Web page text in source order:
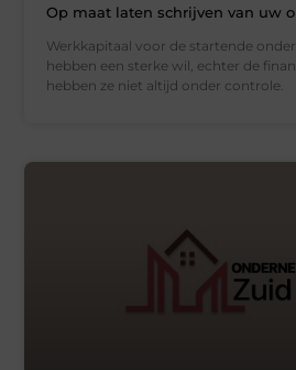
Op maat laten schrijven van uw
Werkkapitaal voor de startende
hebben een sterke wil, echter de
hebben ze niet altijd onder controle.